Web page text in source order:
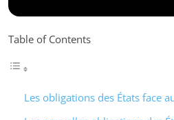
Table of Contents
Les obligations des États face